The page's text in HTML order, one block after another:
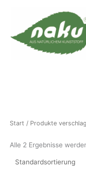
Start / Produkte
Alle 2 Ergebnisse